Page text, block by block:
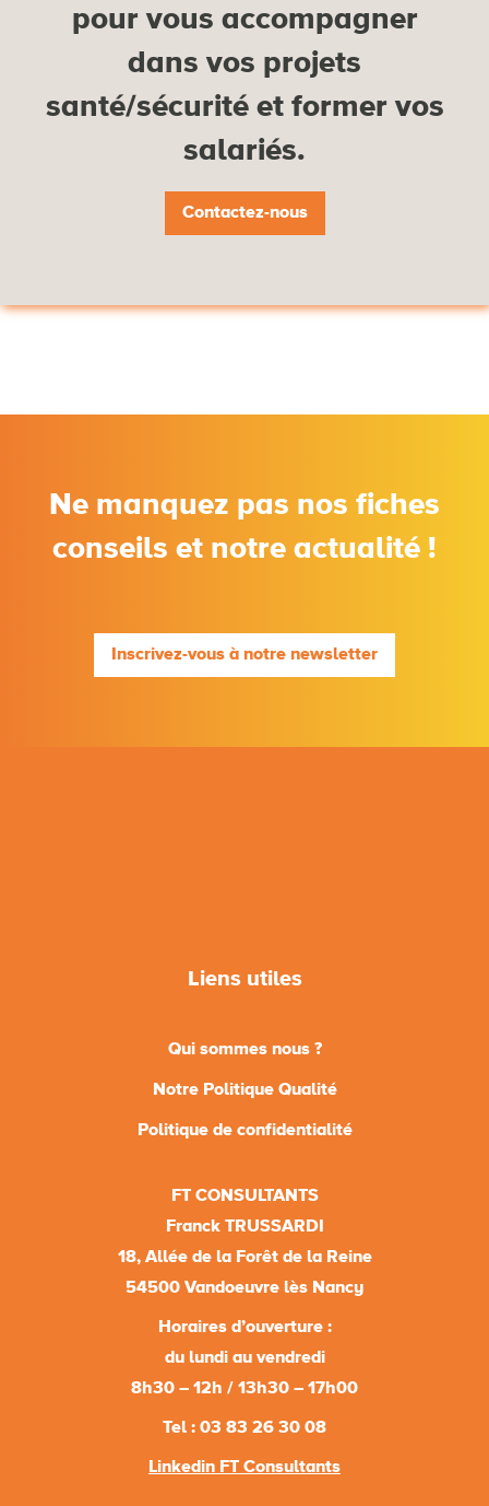
pour vous accompagner
dans vos projets
santé/sécurité et former vos
salariés.
Contactez-nous
Ne manquez pas nos fiches
conseils et notre actualité !
Inscrivez-vous à notre newsletter
Liens utiles
Qui sommes nous ?
Notre Politique Qualité
Politique de confidentialité
FT CONSULTANTS
Franck TRUSSARDI
18, Allée de la Forêt de la Reine
54500 Vandoeuvre lès Nancy
Horaires d’ouverture :
du lundi au vendredi
8h30 – 12h / 13h30 – 17h00
Tel : 03 83 26 30 08
Linkedin FT Consultants